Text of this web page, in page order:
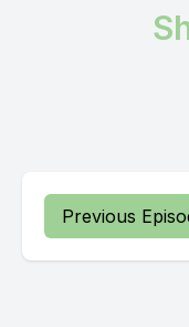
Previous